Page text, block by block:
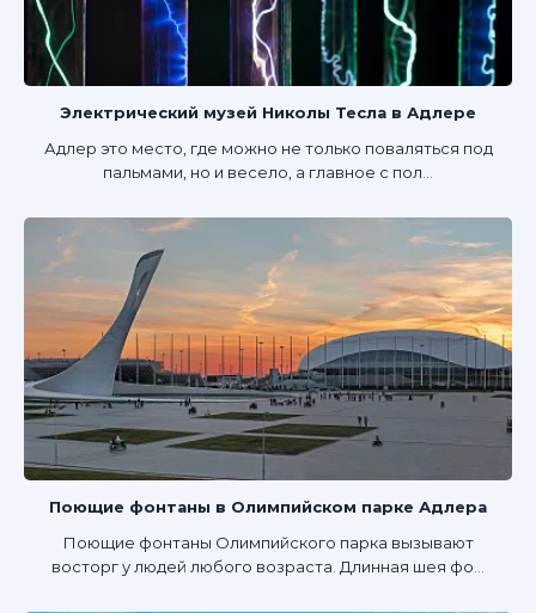
Электрический музей Николы Тесла в Адлере
Адлер это место, где можно не только поваляться под
пальмами, но и весело, а главное с пол...
Поющие фонтаны в Олимпийском парке Адлера
Поющие фонтаны Олимпийского парка вызывают
восторг у людей любого возраста. Длинная шея фо...